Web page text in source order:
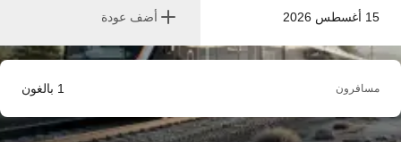
15 أغسطس 2026 أضف عودة
مسافرون 1 بالغون